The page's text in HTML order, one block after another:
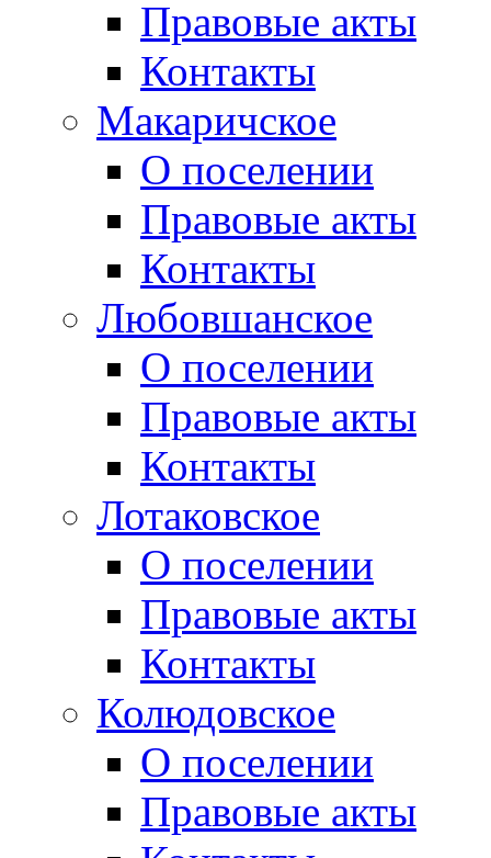
Правовые акты
Контакты
Макаричское
О поселении
Правовые акты
Контакты
Любовшанское
О поселении
Правовые акты
Контакты
Лотаковское
О поселении
Правовые акты
Контакты
Колюдовское
О поселении
Правовые акты